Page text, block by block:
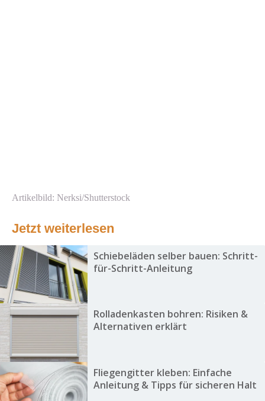
Artikelbild: Nerksi/Shutterstock
Jetzt weiterlesen
Schiebeläden selber bauen: Schritt-
für-Schritt-Anleitung
Rolladenkasten bohren: Risiken &
Alternativen erklärt
Fliegengitter kleben: Einfache
Anleitung & Tipps für sicheren Halt